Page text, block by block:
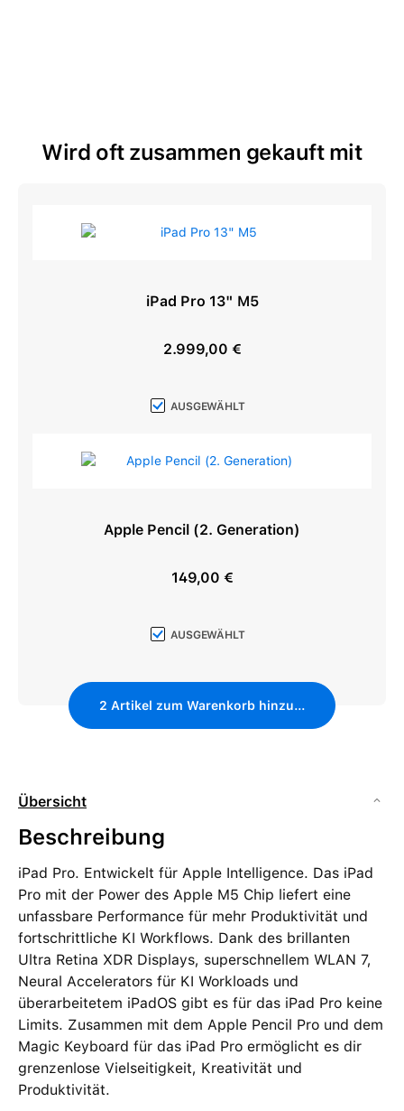
Wird oft zusammen gekauft mit
iPad Pro 13" M5
Regulärer Preis:
2.999,00 €
AUSGEWÄHLT
Apple Pencil (2. Generation)
Regulärer Preis:
149,00 €
AUSGEWÄHLT
2 Artikel zum Warenkorb hinzufügen
Übersicht
Beschreibung
iPad Pro. Entwickelt für Apple Intelligence. Das iPad
Pro mit der Power des Apple M5 Chip liefert eine
unfassbare Performance für mehr Produktivität und
fortschrittliche KI Workflows. Dank des brillanten
Ultra Retina XDR Displays, superschnellem WLAN 7,
Neural Accelerators für KI Workloads und
überarbeitetem iPadOS gibt es für das iPad Pro keine
Limits. Zusammen mit dem Apple Pencil Pro und dem
Magic Keyboard für das iPad Pro ermöglicht es dir
grenzenlose Vielseitigkeit, Kreativität und
Produktivität.